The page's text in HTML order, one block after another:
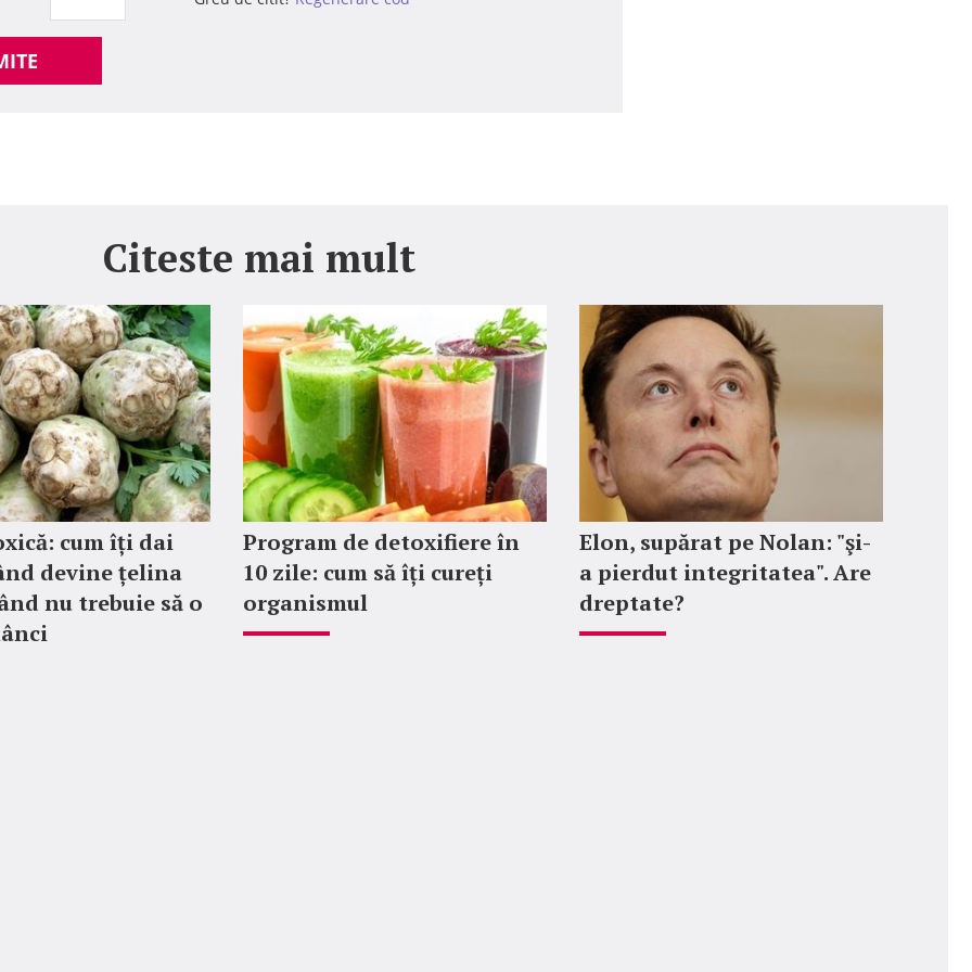
Citeste mai mult
cum îți dai
devine țelina
nu trebuie să o
Program de detoxifiere în
10 zile: cum să îți cureți
organismul
Elon, supărat pe Nolan: "şi-
a pierdut integritatea". Are
dreptate?